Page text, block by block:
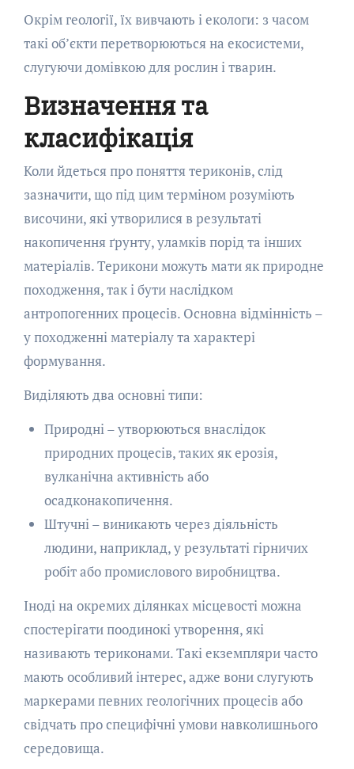
Окрім геології, їх вивчають і екологи: з часом
такі об’єкти перетворюються на екосистеми,
слугуючи домівкою для рослин і тварин.
Визначення та
класифікація
Коли йдеться про поняття териконів, слід
зазначити, що під цим терміном розуміють
височини, які утворилися в результаті
накопичення ґрунту, уламків порід та інших
матеріалів. Терикони можуть мати як природне
походження, так і бути наслідком
антропогенних процесів. Основна відмінність –
у походженні матеріалу та характері
формування.
Виділяють два основні типи:
Природні – утворюються внаслідок
природних процесів, таких як ерозія,
вулканічна активність або
осадконакопичення.
Штучні – виникають через діяльність
людини, наприклад, у результаті гірничих
робіт або промислового виробництва.
Іноді на окремих ділянках місцевості можна
спостерігати поодинокі утворення, які
називають териконами. Такі екземпляри часто
мають особливий інтерес, адже вони слугують
маркерами певних геологічних процесів або
свідчать про специфічні умови навколишнього
середовища.